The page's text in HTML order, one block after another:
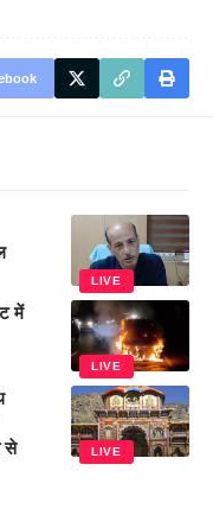
LIVE
LIVE
में
LIVE
से